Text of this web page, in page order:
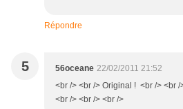
Répondre
5 56oceane 22/02/2011 21:52
<br /> <br /> Original ! <br /> <br
<br /> <br /> <br />